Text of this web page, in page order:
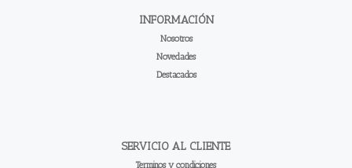
INFORMACIÓN
Nosotros
Novedades
Destacados
SERVICIO AL CLIENTE
Terminos y condiciones